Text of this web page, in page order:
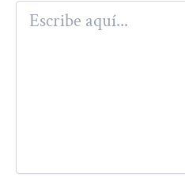
Escribe
aquí...